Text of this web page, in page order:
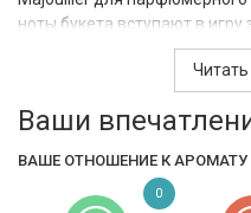
ноты букета вступают в
яркого и сочного
сопровождают вкрапления
олибанума. Шлейф
аккордами роскошной ели,
Ваши
ВАШЕ ОТНОШЕНИЕ К АРОМАТУ
0